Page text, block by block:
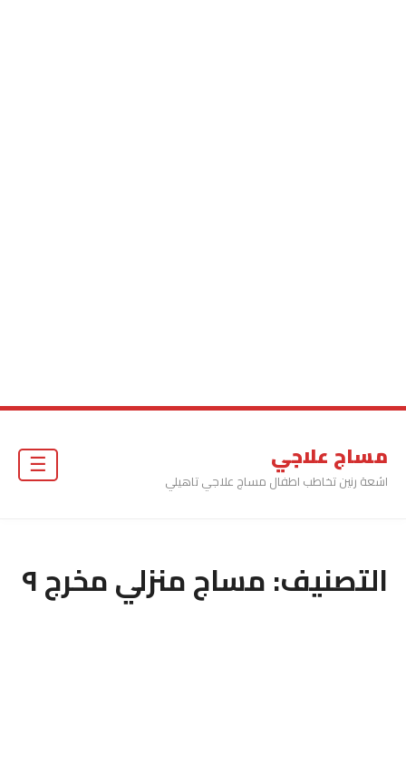
مساج علاجي
اشعة رنين تخاطب اطفال مساج علاجي تاهيلي
التصنيف:مساج منزلي مخرج ٩